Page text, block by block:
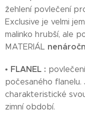
žehlení povlečení
Exclusive je velmi
malinko hrubší, ale
MATERIÁL
• FLANEL :
počesaného flanelu.
charakteristické
zimní období.